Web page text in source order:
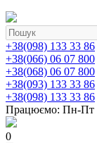
+38(098) 133 33 86
+38(066) 06 07 800
+38(068) 06 07 800
+38(093) 133 33 86
+38(098) 133 33 86
Працюємо: Пн-Пт
0